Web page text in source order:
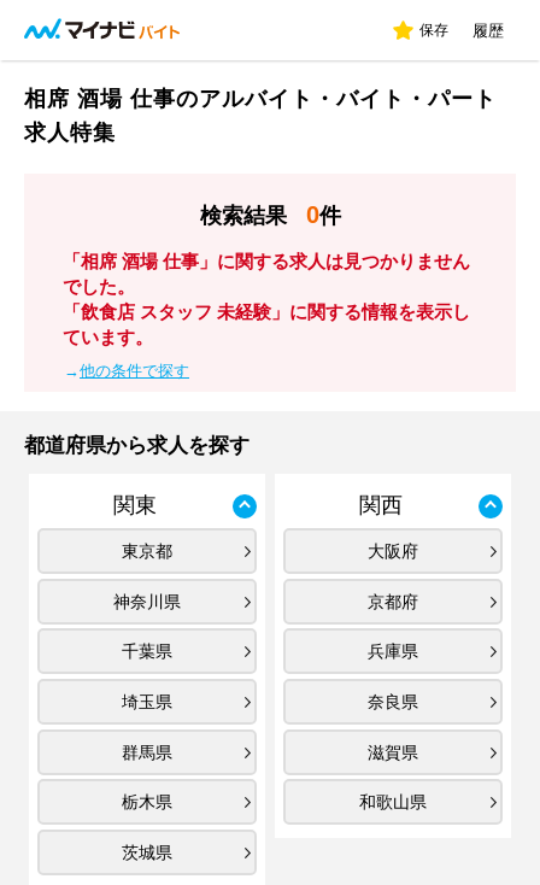
保存 履歴
相席 酒場 仕事のアルバイト・バイト・パート
求人特集
検索結果 0件
「相席 酒場 仕事」に関する求人は見つかりません
でした。
「飲食店 スタッフ 未経験」に関する情報を表示し
ています。
→他の条件で探す
都道府県から求人を探す
関東
東京都
神奈川県
千葉県
埼玉県
群馬県
栃木県
茨城県
関西
大阪府
京都府
兵庫県
奈良県
滋賀県
和歌山県